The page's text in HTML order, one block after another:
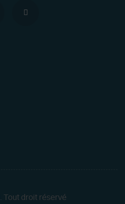
. Tout droit réservé